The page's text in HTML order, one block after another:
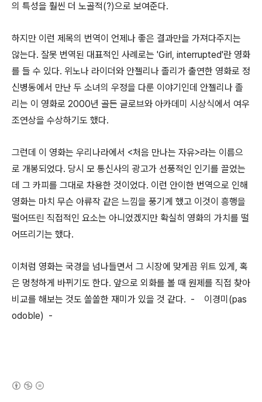
의 특성을 훨씬 더 노골적(?)으로 보여준다.
하지만 이런 제목의 번역이 언제나 좋은 결과만을 가져다주지는
않는다. 잘못 번역된 대표적인 사례로는 'Girl, interrupted'란 영화
를 들 수 있다. 위노나 라이더와 안젤리나 졸리가 출연한 영화로 정
신병동에서 만난 두 소녀의 우정을 다룬 이야기인데 안젤리나 졸
리는 이 영화로 2000년 골든 글로브와 아카데미 시상식에서 여우
조연상을 수상하기도 했다.
그런데 이 영화는 우리나라에서 <처음 만나는 자유>라는 이름으
로 개봉되었다. 당시 모 통신사의 광고가 선풍적인 인기를 끌었는
데 그 카피를 그대로 차용한 것이었다. 이런 안이한 번역으로 인해
영화는 마치 무슨 아류작 같은 느낌을 풍기게 했고 이것이 흥행을
떨어뜨린 직접적인 요소는 아니었겠지만 확실히 영화의 가치를 떨
어뜨리기는 했다.
이처럼 영화는 국경을 넘나들면서 그 시장에 맞게끔 위트 있게, 혹
은 멍청하게 바뀌기도 한다. 앞으로 외화를 볼 때 원제를 직접 찾아
비교를 해보는 것도 쏠쏠한 재미가 있을 것 같다. - 이경미(pas
odoble) -